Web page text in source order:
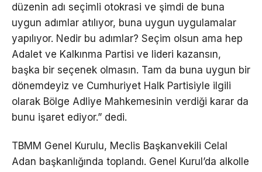
düzenin adı seçimli otokrasi ve şimdi de buna
uygun adımlar atılıyor, buna uygun uygulamalar
yapılıyor. Nedir bu adımlar? Seçim olsun ama hep
Adalet ve Kalkınma Partisi ve lideri kazansın,
başka bir seçenek olmasın. Tam da buna uygun bir
dönemdeyiz ve Cumhuriyet Halk Partisiyle ilgili
olarak Bölge Adliye Mahkemesinin verdiği karar da
bunu işaret ediyor.” dedi.
TBMM Genel Kurulu, Meclis Başkanvekili Celal
Adan başkanlığında toplandı. Genel Kurul’da alkolle